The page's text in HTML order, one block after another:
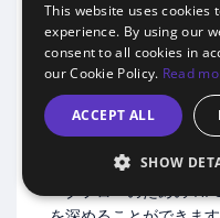
2025 年 11 月 5 日に
このワークショップは
る、材料科学研究に特
提供することを目的と
セッション、ハンズオ
ディスカッションを通
フォーム内での計算モ
ークフローのための
This website uses cookies
experience. By using our
consent to all cookies in
our Cookie Policy. Read
ACCEPT ALL
SHOW